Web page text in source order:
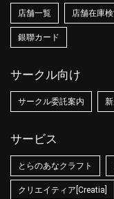
店舗一覧 店舗在庫
銀聯カード
サークル向け
サークル委託案内
サービス
とらのあなクラフト
クリエイティア[Creatia]